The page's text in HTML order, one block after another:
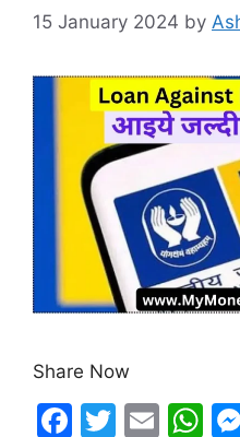
15 January 2024 by
Share Now
F
T
E
W